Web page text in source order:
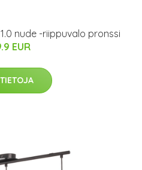
nude -riippuvalo pronssi
EUR